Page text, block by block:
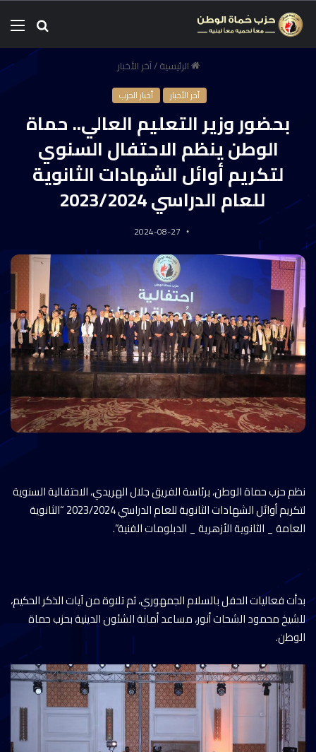
الرئيسية/آخر الأخبار
آخر الأخبار أخبار الحزب
بحضور وزير التعليم العالي.. حماة
الوطن ينظم الاحتفال السنوي
لتكريم أوائل الشهادات الثانوية
للعام الدراسي 2023/2024
2024-08-27
نظم حزب حماة الوطن، برئاسة الفريق جلال الهريدي، الاحتفالية السنوية
لتكريم أوائل الشهادات الثانوية للعام الدراسي 2023/2024 “الثانوية
العامة _ الثانوية الأزهرية _ الدبلومات الفنية”.
بدأت فعاليات الحفل بالسلام الجمهوري، ثم تلاوة من آيات الذكر الحكيم،
للشيخ محمود الشحات أنور، مساعد أمانة الشئون الدينية بحزب حماة
الوطن.